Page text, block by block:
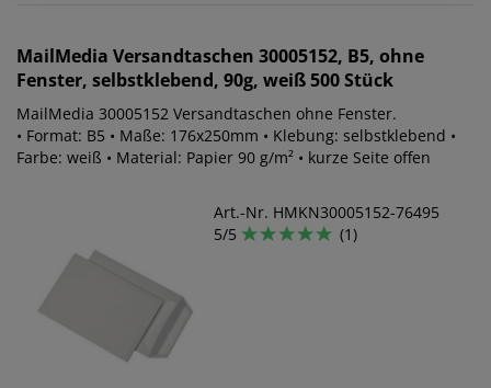
MailMedia Versandtaschen 30005152, B5, ohne
Fenster, selbstklebend, 90g, weiß 500 Stück
MailMedia 30005152 Versandtaschen ohne Fenster.
• Format: B5 • Maße: 176x250mm • Klebung: selbstklebend •
Farbe: weiß • Material: Papier 90 g/m² • kurze Seite offen
Art.-Nr. HMKN30005152-76495
5/5
(1)